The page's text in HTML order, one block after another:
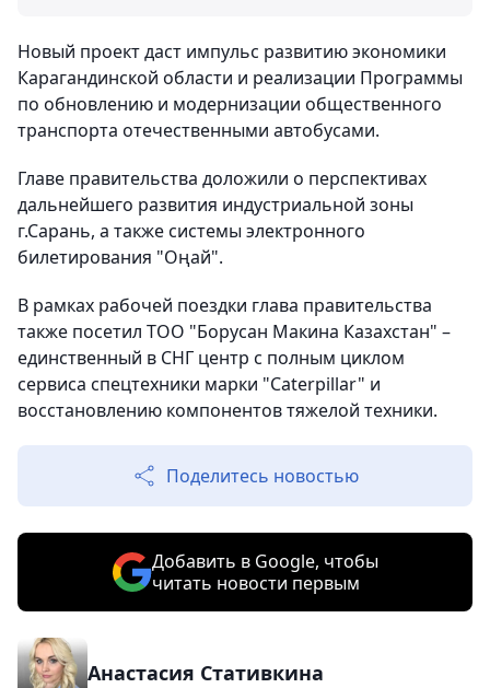
Новый проект даст импульс развитию экономики
Карагандинской области и реализации Программы
по обновлению и модернизации общественного
транспорта отечественными автобусами.
Главе правительства доложили о перспективах
дальнейшего развития индустриальной зоны
г.Сарань, а также системы электронного
билетирования "Оңай".
В рамках рабочей поездки глава правительства
также посетил ТОО "Борусан Макина Казахстан" –
единственный в СНГ центр с полным циклом
сервиса спецтехники марки "Caterpillar" и
восстановлению компонентов тяжелой техники.
Поделитесь новостью
Добавить в Google, чтобы
читать новости первым
Анастасия Стативкина